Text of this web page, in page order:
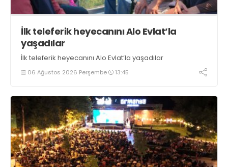
İlk teleferik heyecanını Alo Evlat’la
yaşadılar
İlk teleferik heyecanını Alo Evlat’la yaşadılar
06 Ağustos 2026 Perşembe 13:45